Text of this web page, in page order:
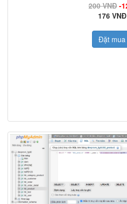
200 VNĐ -
176 VNĐ
Đặt mua